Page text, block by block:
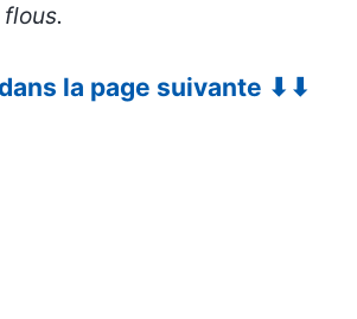
la page suivante ⬇⬇